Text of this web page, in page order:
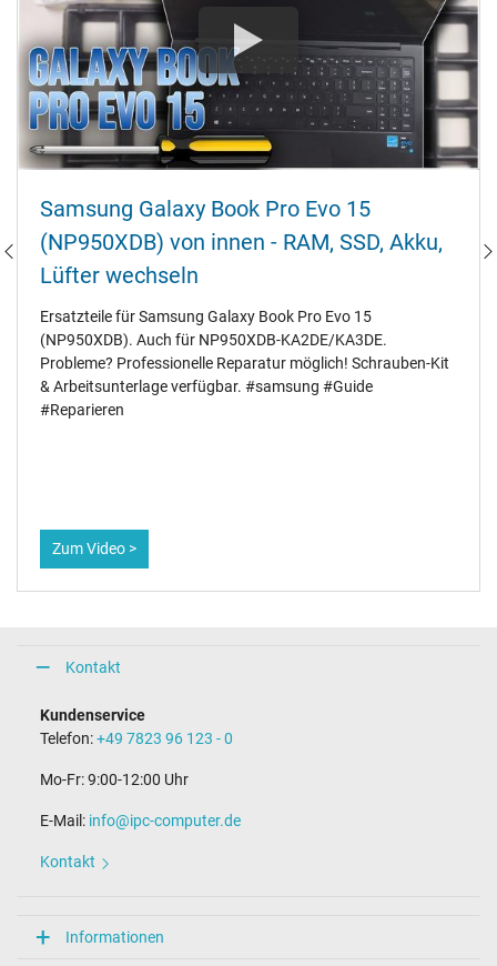
Samsung Galaxy Book Pro Evo 15
(NP950XDB) von innen - RAM‚ SSD‚ Akku‚
Lüfter wechseln
Ersatzteile für Samsung Galaxy Book Pro Evo 15
(NP950XDB). Auch für NP950XDB-KA2DE/KA3DE.
Probleme? Professionelle Reparatur möglich! Schrauben-Kit
& Arbeitsunterlage verfügbar. #samsung #Guide
#Reparieren
Zum Video >
Kontakt
Kundenservice
Telefon:+49 7823 96 123 - 0
Mo-Fr: 9:00-12:00 Uhr
E-Mail: info@ipc-computer.de
Kontakt
Informationen